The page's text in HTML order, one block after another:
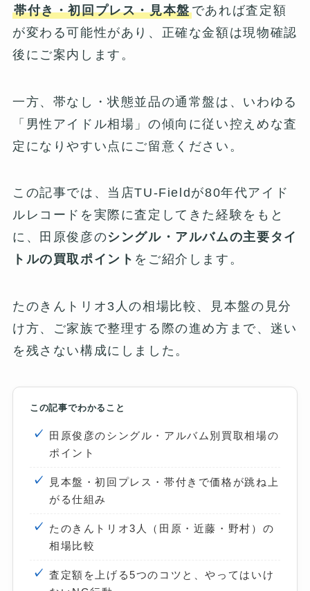
帯付き・初回プレス・見本盤であれば査定額
が変わる可能性があり、正確な金額は現物確認
後にご案内します。
一方、帯なし・状態並品の通常盤は、いわゆる
「男性アイドル相場」の傾向に従い控えめな査
定になりやすい点にご留意ください。
この記事では、当店TU-Fieldが80年代アイド
ルレコードを実際に査定してきた経験をもと
に、田原俊彦のシングル・アルバムの主要タイ
トルの買取ポイント をご紹介します。
たのきんトリオ3人の相場比較、見本盤の見分
け方、ご家族で整理する際の進め方まで、迷い
を残さない構成にしました。
この記事でわかること
田原俊彦のシングル・アルバム別買取相場の
ポイント
見本盤・初回プレス・帯付きで価格が跳ね上
がる仕組み
たのきんトリオ3人（田原・近藤・野村）の
相場比較
査定額を上げる5つのコツと、やってはいけ